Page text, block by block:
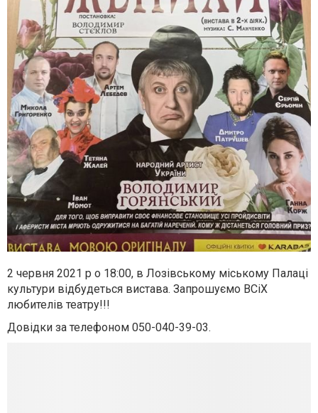
2 червня 2021 р о 18:00, в Лозівському міському Палаці
культури відбудеться вистава. Запрошуємо ВСіХ
любителів театру!!!
Довідки за телефоном 050-040-39-03.